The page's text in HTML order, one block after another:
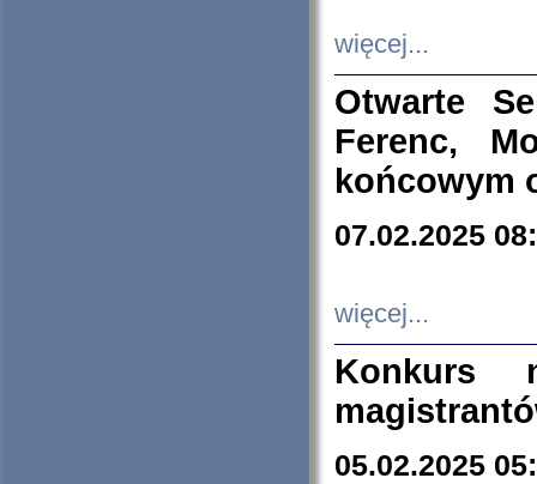
więcej...
Otwarte
Ferenc,
końcowym
07.02.2025
więcej...
Konkurs
05.02.2025